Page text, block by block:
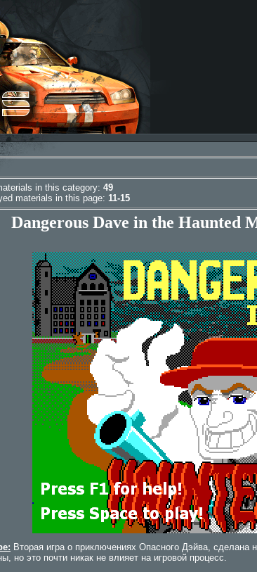
in this category: 49
materials in this page: 11-15
Dangerous Dave in the Haunted
Вторая игра о приключениях Опасного Дэйва,
но это почти никак не влияет на игровой процесс.